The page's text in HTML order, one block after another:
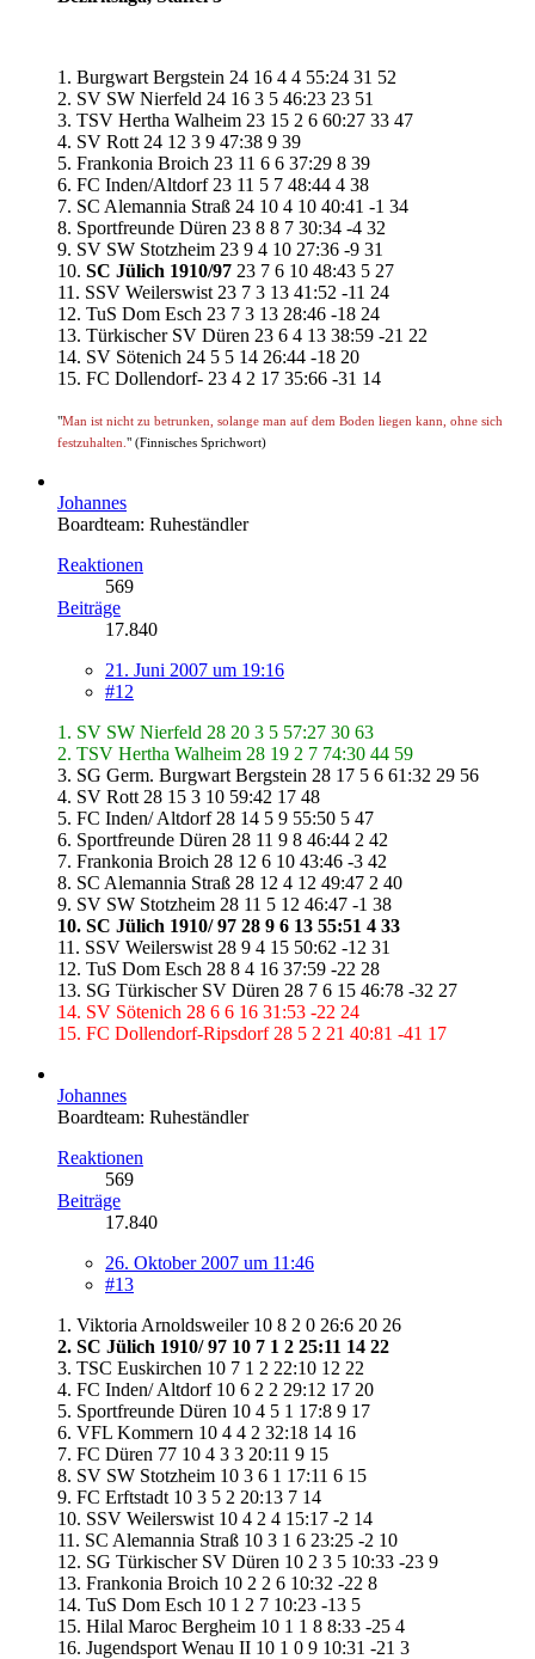
1. Burgwart Bergstein 24 16 4 4 55:24 31 52
2. SV SW Nierfeld 24 16 3 5 46:23 23 51
3. TSV Hertha Walheim 23 15 2 6 60:27 33 47
4. SV Rott 24 12 3 9 47:38 9 39
5. Frankonia Broich 23 11 6 6 37:29 8 39
6. FC Inden/Altdorf 23 11 5 7 48:44 4 38
7. SC Alemannia Straß 24 10 4 10 40:41 -1 34
8. Sportfreunde Düren 23 8 8 7 30:34 -4 32
9. SV SW Stotzheim 23 9 4 10 27:36 -9 31
10. SC Jülich 1910/97 23 7 6 10 48:43 5 27
11. SSV Weilerswist 23 7 3 13 41:52 -11 24
12. TuS Dom Esch 23 7 3 13 28:46 -18 24
13. Türkischer SV Düren 23 6 4 13 38:59 -21 22
14. SV Sötenich 24 5 5 14 26:44 -18 20
15. FC Dollendorf- 23 4 2 17 35:66 -31 14
"Man ist nicht zu betrunken, solange man auf dem Boden liegen kann, ohne sich
festzuhalten. " (Finnisches Sprichwort)
Johannes
Boardteam: Ruheständler
Reaktionen
569
Beiträge
17.840
21. Juni 2007 um 19:16
#12
1. SV SW Nierfeld 28 20 3 5 57:27 30 63
2. TSV Hertha Walheim 28 19 2 7 74:30 44 59
3. SG Germ. Burgwart Bergstein 28 17 5 6 61:32 29 56
4. SV Rott 28 15 3 10 59:42 17 48
5. FC Inden/ Altdorf 28 14 5 9 55:50 5 47
6. Sportfreunde Düren 28 11 9 8 46:44 2 42
7. Frankonia Broich 28 12 6 10 43:46 -3 42
8. SC Alemannia Straß 28 12 4 12 49:47 2 40
9. SV SW Stotzheim 28 11 5 12 46:47 -1 38
10. SC Jülich 1910/ 97 28 9 6 13 55:51 4 33
11. SSV Weilerswist 28 9 4 15 50:62 -12 31
12. TuS Dom Esch 28 8 4 16 37:59 -22 28
13. SG Türkischer SV Düren 28 7 6 15 46:78 -32 27
14. SV Sötenich 28 6 6 16 31:53 -22 24
15. FC Dollendorf-Ripsdorf 28 5 2 21 40:81 -41 17
Johannes
Boardteam: Ruheständler
Reaktionen
569
Beiträge
17.840
26. Oktober 2007 um 11:46
#13
1. Viktoria Arnoldsweiler 10 8 2 0 26:6 20 26
2. SC Jülich 1910/ 97 10 7 1 2 25:11 14 22
3. TSC Euskirchen 10 7 1 2 22:10 12 22
4. FC Inden/ Altdorf 10 6 2 2 29:12 17 20
5. Sportfreunde Düren 10 4 5 1 17:8 9 17
6. VFL Kommern 10 4 4 2 32:18 14 16
7. FC Düren 77 10 4 3 3 20:11 9 15
8. SV SW Stotzheim 10 3 6 1 17:11 6 15
9. FC Erftstadt 10 3 5 2 20:13 7 14
10. SSV Weilerswist 10 4 2 4 15:17 -2 14
11. SC Alemannia Straß 10 3 1 6 23:25 -2 10
12. SG Türkischer SV Düren 10 2 3 5 10:33 -23 9
13. Frankonia Broich 10 2 2 6 10:32 -22 8
14. TuS Dom Esch 10 1 2 7 10:23 -13 5
15. Hilal Maroc Bergheim 10 1 1 8 8:33 -25 4
16. Jugendsport Wenau II 10 1 0 9 10:31 -21 3